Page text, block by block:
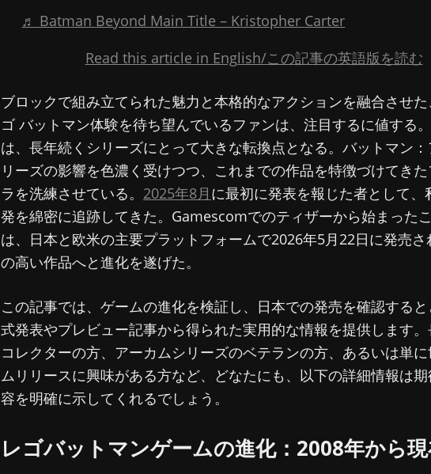
♬ Batman Beyond Main Title – Kristopher Carter
Read this article in English/この記事の英語版を読む
ブロックで組み立てられた魅力と本格的なアクションを融合させ
ゴ バットマン体験を待ち望んでいるファンは、注目するに値する
は、長年続くシリーズにとって大きな転換点となる。バットマン
リーズの影響を色濃く受けつつ、これまでの作品を特徴づけてき
ラを洗練させている。 2025年8月 に最初に発表を報じた者として、
発を綿密に追跡してきた。Gamescomでのティザーから始まった
は、日本と欧米の主要プラットフォームで2026年5月22日に発売
の高い作品へと進化を遂げた。
この記事では、ゲームの進化を検証し、日本での発売を確認する
式発表やプレビュー記事から得られた実用的な情報を提供します
コレクターの方、アーカムシリーズのベテランの方、あるいは単
ムリリースに興味がある方など、どなたにも、以下の詳細情報は
容を明確に示してくれるでしょう。
レゴバットマンゲームの進化：2008年から